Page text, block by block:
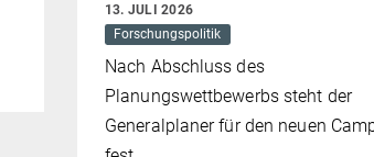
13. JULI 2026
Forschungspolitik
Nach Abschluss des
Planungswettbewerbs steht der
Generalplaner für den neuen